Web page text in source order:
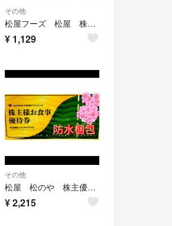
その他
松屋フーズ 松屋 株主優待券 食事券 割引券 優待券 1000円
¥ 1,129
その他
松屋 松のや 株主優待券
¥2,215